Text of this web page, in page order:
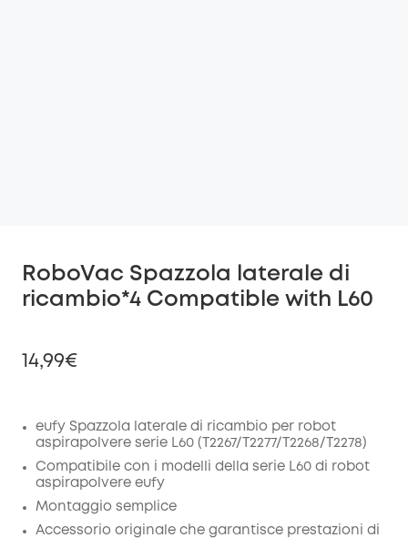
RoboVac Spazzola laterale di
ricambio*4 Compatible with L60
14,99€
di sconto
Codice:
COPIA
eufy Spazzola laterale di ricambio per robot
aspirapolvere serie L60 (T2267/T2277/T2268/T2278)
Compatibile con i modelli della serie L60 di robot
aspirapolvere eufy
Montaggio semplice
Accessorio originale che garantisce prestazioni di